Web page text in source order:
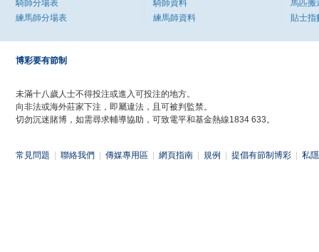
騎師分場表
練馬師分場表
騎師資料
練馬師資料
馬匹搬
貼士指
博彩要有節制
未滿十八歲人士不得投注或進入可投注的地方。
向非法或海外莊家下注，即屬違法，且可被判監禁。
切勿沉迷賭博，如需尋求輔導協助，可致電平和基金熱線1834 633。
常見問題 聯絡我們 傳媒專用區 網頁指南 規例 提倡有節制博彩 私